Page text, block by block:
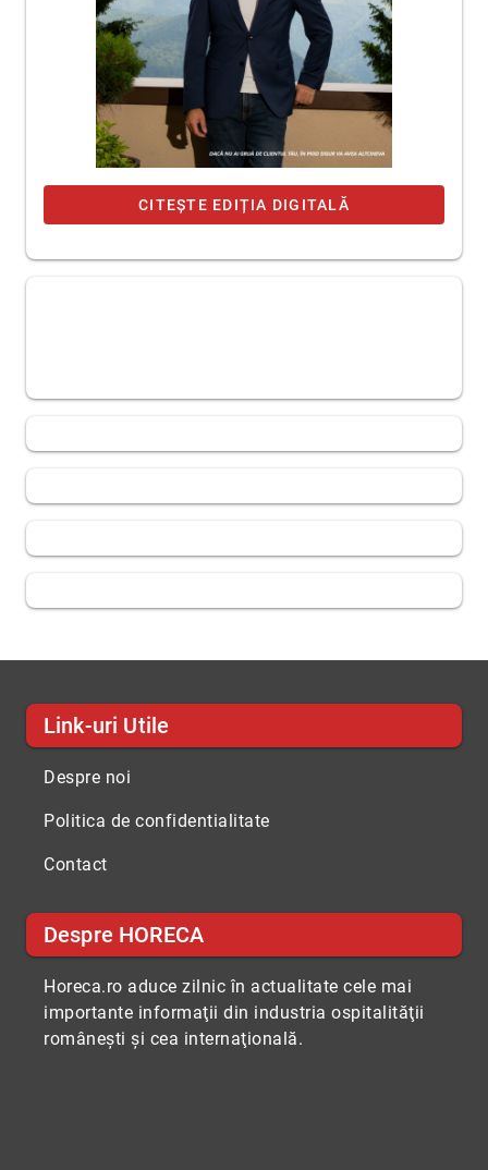
CITEȘTE EDIȚIA DIGITALĂ
Link-uri Utile
Despre noi
Politica de confidentialitate
Contact
Despre HORECA
Horeca.ro aduce zilnic în actualitate cele mai
importante informaţii din industria ospitalităţii
româneşti şi cea internaţională.